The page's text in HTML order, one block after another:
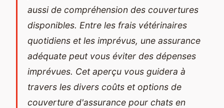
aussi de compréhension des couvertures
disponibles. Entre les frais vétérinaires
quotidiens et les imprévus, une assurance
adéquate peut vous éviter des dépenses
imprévues. Cet aperçu vous guidera à
travers les divers coûts et options de
couverture d'assurance pour chats en